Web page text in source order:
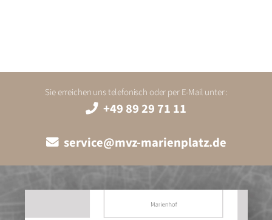
Sie erreichen uns telefonisch oder per E-Mail unter:
+49 89 29 71 11
service@mvz-marienplatz.de